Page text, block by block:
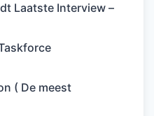
Laatste Interview –
( De meest